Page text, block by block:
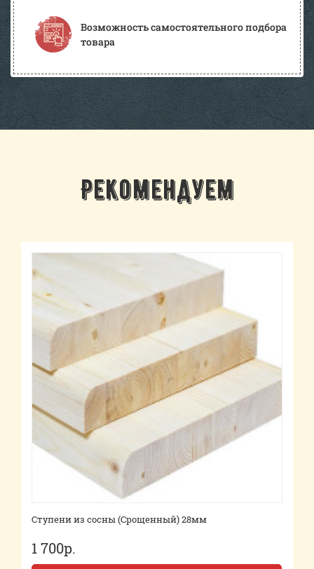
Возможность самостоятельного подбора
товара
Рекомендуем
Ступени из сосны (Срощенный) 28мм
1 700р.